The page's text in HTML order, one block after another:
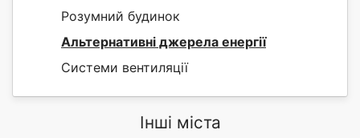
Розумний будинок
Альтернативні джерела енергії
Системи вентиляції
Інші міста